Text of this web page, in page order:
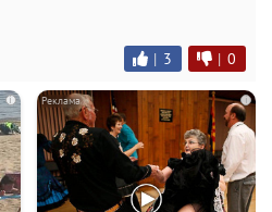
| 3 | 0
i i